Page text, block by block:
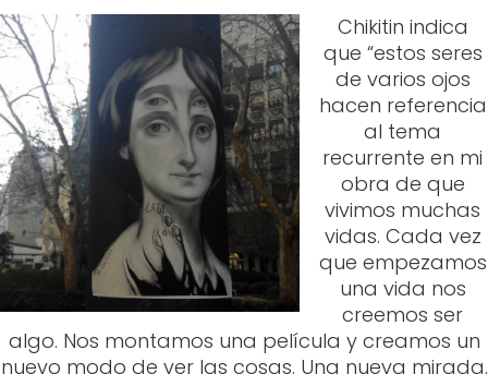
recurrente en mi
obra de que
vivimos muchas
vidas. Cada vez
que empezamos
una vida nos
creemos ser
algo. Nos montamos una película y creamos un
nuevo modo de ver las cosas. Una nueva mirada.
Pero siempre somos en el fondo el mismo ser. Un
solo ser. Varias miradas. Una sola esencia. Varias
vidas”, afirma el autor.
Street art valencia: Más ejemplos increíbles